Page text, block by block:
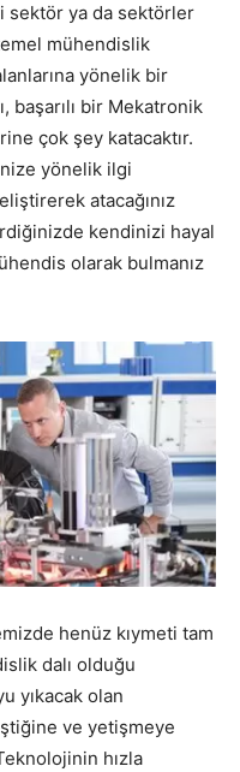
sektör ya da sektörler
mühendislik
yönelik bir
başarılı bir Mekatronik
çok şey katacaktır.
yönelik ilgi
atacağınız
kendinizi hayal
olarak bulmanız
henüz kıymeti tam
dalı olduğu
yıkacak olan
ve yetişmeye
hızla